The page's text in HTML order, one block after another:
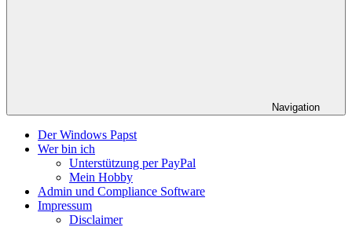
Navigation
Der Windows Papst
Wer bin ich
Unterstützung per PayPal
Mein Hobby
Admin und Compliance Software
Impressum
Disclaimer